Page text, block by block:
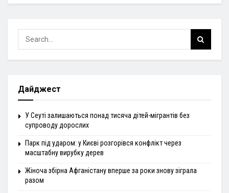
Дайджест
У Сеуті залишаються понад тисяча дітей-мігрантів без
супроводу дорослих
Парк під ударом: у Києві розгорівся конфлікт через
масштабну вирубку дерев
Жіноча збірна Афганістану вперше за роки знову зіграла
разом